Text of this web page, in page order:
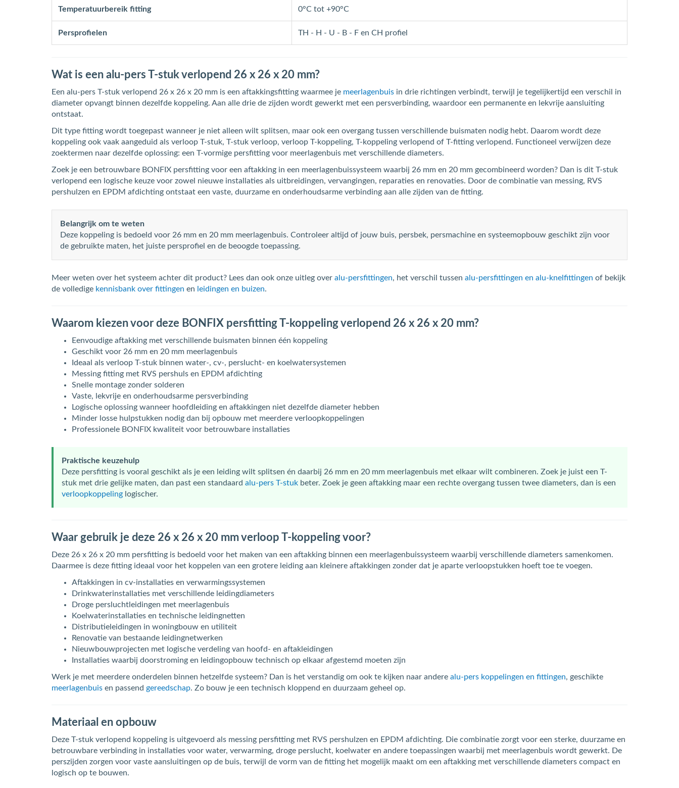
Temperatuurbereik fitting 0°C tot +90°C
Persprofielen TH - H - U - B - F en CH profiel
Wat is een alu-pers T-stuk verlopend 26 x 26 x 20 mm?
Een alu-pers T-stuk verlopend 26 x 26 x 20 mm is een aftakkingsfitting waarmee je meerlagenbuis in drie richtingen verbindt, terwijl je tegelijkertijd een verschil in
diameter opvangt binnen dezelfde koppeling. Aan alle drie de zijden wordt gewerkt met een persverbinding, waardoor een permanente en lekvrije aansluiting
ontstaat.
Dit type fitting wordt toegepast wanneer je niet alleen wilt splitsen, maar ook een overgang tussen verschillende buismaten nodig hebt. Daarom wordt deze
koppeling ook vaak aangeduid als verloop T-stuk, T-stuk verloop, verloop T-koppeling, T-koppeling verlopend of T-fitting verlopend. Functioneel verwijzen deze
zoektermen naar dezelfde oplossing: een T-vormige persfitting voor meerlagenbuis met verschillende diameters.
Zoek je een betrouwbare BONFIX persfitting voor een aftakking in een meerlagenbuissysteem waarbij 26 mm en 20 mm gecombineerd worden? Dan is dit T-stuk
verlopend een logische keuze voor zowel nieuwe installaties als uitbreidingen, vervangingen, reparaties en renovaties. Door de combinatie van messing, RVS
pershulzen en EPDM afdichting ontstaat een vaste, duurzame en onderhoudsarme verbinding aan alle zijden van de fitting.
Belangrijk om te weten
Deze koppeling is bedoeld voor 26 mm en 20 mm meerlagenbuis. Controleer altijd of jouw buis, persbek, persmachine en systeemopbouw geschikt zijn voor
de gebruikte maten, het juiste persprofiel en de beoogde toepassing.
Meer weten over het systeem achter dit product? Lees dan ook onze uitleg over alu-persfittingen, het verschil tussen alu-persfittingen en alu-knelfittingen of bekijk
de volledige kennisbank over fittingen en leidingen en buizen.
Waarom kiezen voor deze BONFIX persfitting T-koppeling verlopend 26 x 26 x 20 mm?
Eenvoudige aftakking met verschillende buismaten binnen één koppeling
Geschikt voor 26 mm en 20 mm meerlagenbuis
Ideaal als verloop T-stuk binnen water-, cv-, perslucht- en koelwatersystemen
Messing fitting met RVS pershuls en EPDM afdichting
Snelle montage zonder solderen
Vaste, lekvrije en onderhoudsarme persverbinding
Logische oplossing wanneer hoofdleiding en aftakkingen niet dezelfde diameter hebben
Minder losse hulpstukken nodig dan bij opbouw met meerdere verloopkoppelingen
Professionele BONFIX kwaliteit voor betrouwbare installaties
Praktische keuzehulp
Deze persfitting is vooral geschikt als je een leiding wilt splitsen én daarbij 26 mm en 20 mm meerlagenbuis met elkaar wilt combineren. Zoek je juist een T-
stuk met drie gelijke maten, dan past een standaard alu-pers T-stuk beter. Zoek je geen aftakking maar een rechte overgang tussen twee diameters, dan is een
verloopkoppeling logischer.
Waar gebruik je deze 26 x 26 x 20 mm verloop T-koppeling voor?
Deze 26 x 26 x 20 mm persfitting is bedoeld voor het maken van een aftakking binnen een meerlagenbuissysteem waarbij verschillende diameters samenkomen.
Daarmee is deze fitting ideaal voor het koppelen van een grotere leiding aan kleinere aftakkingen zonder dat je aparte verloopstukken hoeft toe te voegen.
Aftakkingen in cv-installaties en verwarmingssystemen
Drinkwaterinstallaties met verschillende leidingdiameters
Droge persluchtleidingen met meerlagenbuis
Koelwaterinstallaties en technische leidingnetten
Distributieleidingen in woningbouw en utiliteit
Renovatie van bestaande leidingnetwerken
Nieuwbouwprojecten met logische verdeling van hoofd- en aftakleidingen
Installaties waarbij doorstroming en leidingopbouw technisch op elkaar afgestemd moeten zijn
Werk je met meerdere onderdelen binnen hetzelfde systeem? Dan is het verstandig om ook te kijken naar andere alu-pers koppelingen en fittingen, geschikte
meerlagenbuis en passend gereedschap. Zo bouw je een technisch kloppend en duurzaam geheel op.
Materiaal en opbouw
Deze T-stuk verlopend koppeling is uitgevoerd als messing persfitting met RVS pershulzen en EPDM afdichting. Die combinatie zorgt voor een sterke, duurzame en
betrouwbare verbinding in installaties voor water, verwarming, droge perslucht, koelwater en andere toepassingen waarbij met meerlagenbuis wordt gewerkt. De
perszijden zorgen voor vaste aansluitingen op de buis, terwijl de vorm van de fitting het mogelijk maakt om een aftakking met verschillende diameters compact en
logisch op te bouwen.